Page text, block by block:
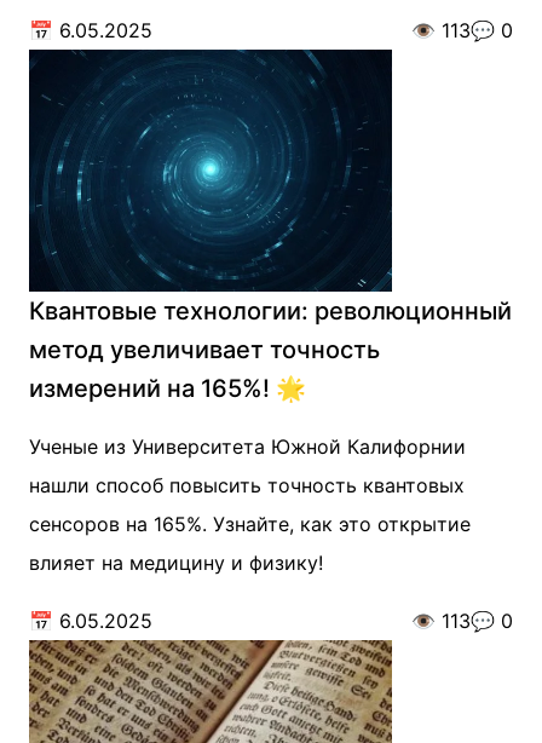
📅 6.05.2025 👁️ 113💬 0
Квантовые технологии: революционный
метод увеличивает точность
измерений на 165%! 🌟
Ученые из Университета Южной Калифорнии
нашли способ повысить точность квантовых
сенсоров на 165%. Узнайте, как это открытие
влияет на медицину и физику!
📅 6.05.2025 👁️ 113💬 0